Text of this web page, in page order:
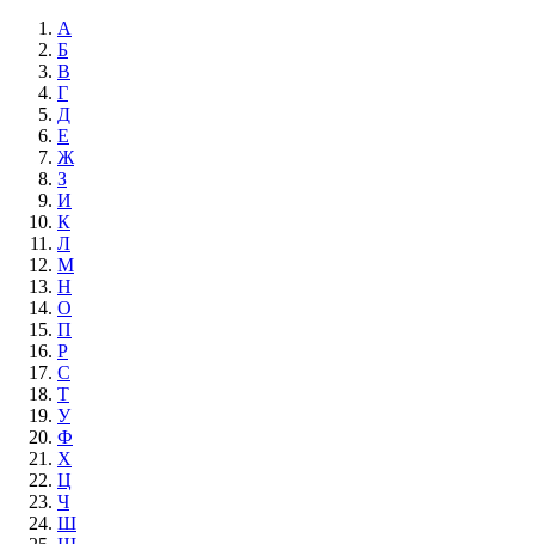
А
Б
В
Г
Д
Е
Ж
З
И
К
Л
М
Н
О
П
Р
С
Т
У
Ф
Х
Ц
Ч
Ш